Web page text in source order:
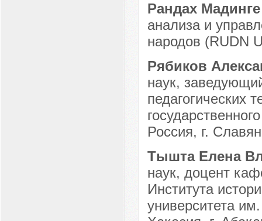
Рандах
анализа и
народов (RUDN
Рябиков
наук,
педагогических
Россия, г.
Тышта Елена
наук, доцент
Института
университета